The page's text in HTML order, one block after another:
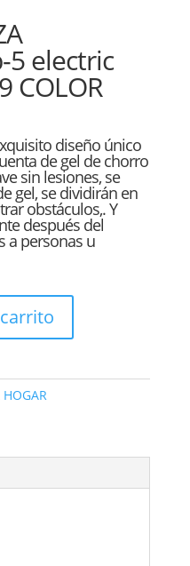
5 electric
COLOR
diseño único
de gel de chorro
sin lesiones, se
gel, se dividirán en
obstáculos,. Y
después del
a personas u